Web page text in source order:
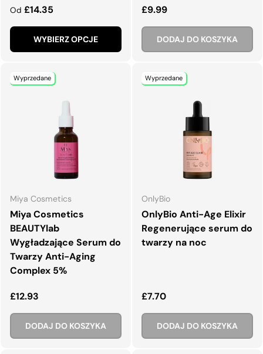
Normalna cena
Od £14.35
WYBIERZ OPCJE
Normalna cena
£9.99
DODAJ DO KOSZYKA
Wyprzedane
Miya Cosmetics
Miya Cosmetics
BEAUTYlab
Wygładzające Serum do
Twarzy Anti-Aging
Complex 5%
Normalna cena
£12.93
DODAJ DO KOSZYKA
Wyprzedane
OnlyBio
OnlyBio Anti-Age Elixir
Regenerujące serum do
twarzy na noc
Normalna cena
£7.70
DODAJ DO KOSZYKA